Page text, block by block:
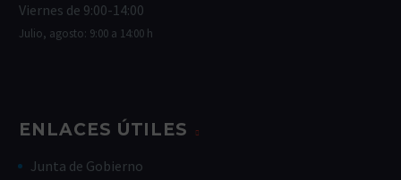
Viernes de 9:00-14:00
Julio, agosto: 9:00 a 14:00 h
ENLACES ÚTILES
Junta de Gobierno